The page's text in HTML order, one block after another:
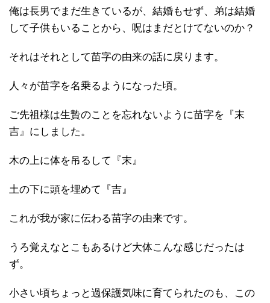
俺は長男でまだ生きているが、結婚もせず、弟は結婚
して子供もいることから、呪はまだとけてないのか？
それはそれとして苗字の由来の話に戻ります。
人々が苗字を名乗るようになった頃。
ご先祖様は生贄のことを忘れないように苗字を『末
吉』にしました。
木の上に体を吊るして『末』
土の下に頭を埋めて『吉』
これが我が家に伝わる苗字の由来です。
うろ覚えなとこもあるけど大体こんな感じだったは
ず。
小さい頃ちょっと過保護気味に育てられたのも、この